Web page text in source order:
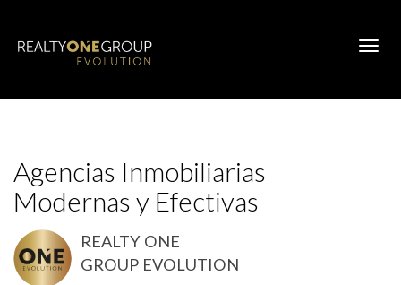
Agencias Inmobiliarias
Modernas y Efectivas
REALTY ONE
GROUP EVOLUTION